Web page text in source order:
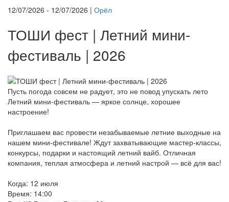
12/07/2026 - 12/07/2026 | Орёл
ТОШИ фест | Летний мини-
фестиваль | 2026
Пусть погода совсем не радует, это не повод упускать лето
Летний мини-фестиваль — яркое солнце, хорошее
настроение!
Приглашаем вас провести незабываемые летние выходные на
нашем мини-фестивале! Ждут захватывающие мастер-классы,
конкурсы, подарки и настоящий летний вайб. Отличная
компания, теплая атмосфера и летний настрой — всё для вас!
Когда: 12 июля
Время: 14:00